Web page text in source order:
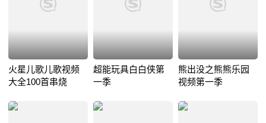
火星儿歌儿歌视频
大全100首串烧
超能玩具白白侠第
一季
熊出没之熊熊乐园
视频第一季